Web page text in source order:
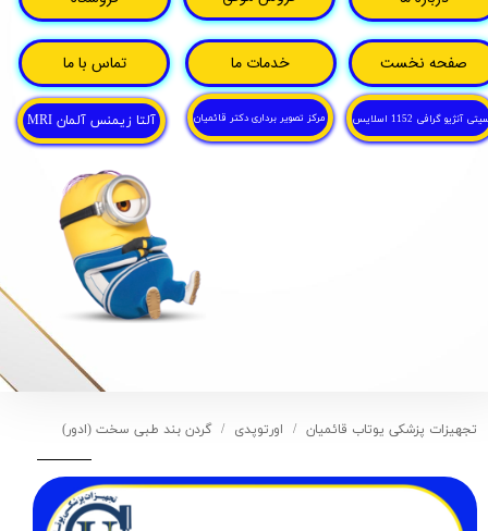
صفحه نخست خدمات ما تماس با ما
MRI آلتا زیمنس آلمان آنژیو گرافی 1152 اسلایس مرکز تصویر برداری دکتر قائمیان
تجهیزات پزشکی یوتاب قائمیان اورتوپدی گردن بند طبی سخت (ادور)